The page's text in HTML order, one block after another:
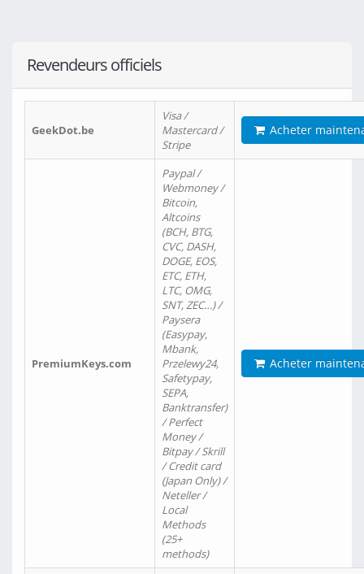
Revendeurs officiels
GeekDot.be
Visa /
Mastercard /
Stripe
Acheter
PremiumKeys.com
Paypal /
Webmoney /
Bitcoin,
Altcoins
(BCH, BTG,
CVC, DASH,
DOGE, EOS,
ETC, ETH,
LTC, OMG,
SNT, ZEC…) /
Paysera
(Easypay,
Mbank,
Przelewy24,
Safetypay,
SEPA,
Banktransfer)
/ Perfect
Money /
Bitpay / Skrill
/ Credit card
(Japan Only) /
Neteller /
Local
Methods
(25+
methods)
Acheter